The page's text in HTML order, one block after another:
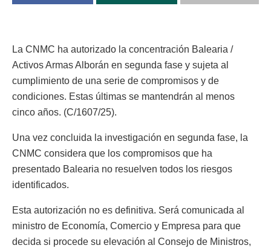
La CNMC ha autorizado la concentración Balearia /
Activos Armas Alborán en segunda fase y sujeta al
cumplimiento de una serie de compromisos y de
condiciones. Estas últimas se mantendrán al menos
cinco años. (C/1607/25).
Una vez concluida la investigación en segunda fase, la
CNMC considera que los compromisos que ha
presentado Balearia no resuelven todos los riesgos
identificados.
Esta autorización no es definitiva. Será comunicada al
ministro de Economía, Comercio y Empresa para que
decida si procede su elevación al Consejo de Ministros,